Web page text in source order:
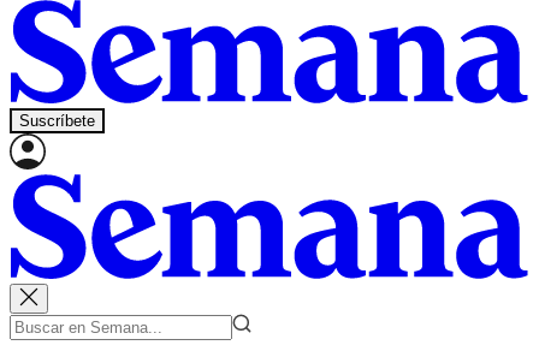
Suscríbete